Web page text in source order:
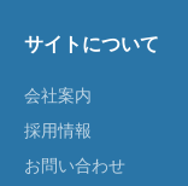
サイトについて
会社案内
採用情報
お問い合わせ